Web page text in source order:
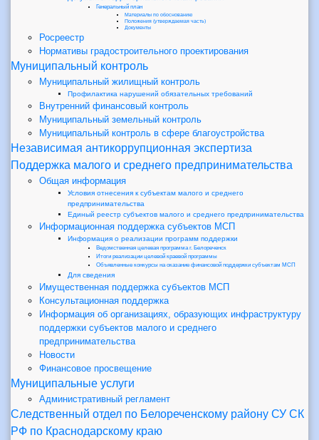
Генеральный план
Материалы по обоснованию
Положения (утверждаемая часть)
Документы
Росреестр
Нормативы градостроительного проектирования
Муниципальный контроль
Муниципальный жилищный контроль
Профилактика нарушений обязательных требований
Внутренний финансовый контроль
Муниципальный земельный контроль
Муниципальный контроль в сфере благоустройства
Независимая антикоррупционная экспертиза
Поддержка малого и среднего предпринимательства
Общая информация
Условия отнесения к субъектам малого и среднего
предпринимательства
Единый реестр субъектов малого и среднего предпринимательства
Информационная поддержка субъектов МСП
Информация о реализации программ поддержки
Ведомственная целевая программа г. Белореченск
Итоги реализации целевой краевой программы
Объявленные конкурсы на оказание финансовой поддержки субъектам МСП
Для сведения
Имущественная поддержка субъектов МСП
Консультационная поддержка
Информация об организациях, образующих инфраструктуру
поддержки субъектов малого и среднего
предпринимательства
Новости
Финансовое просвещение
Муниципальные услуги
Административный регламент
Следственный отдел по Белореченскому району СУ СК
РФ по Краснодарскому краю